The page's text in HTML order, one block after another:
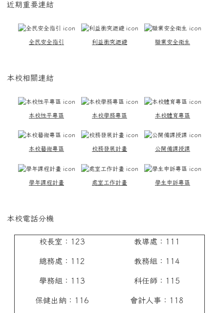
近期重要連結
全民安全指引 利益衝突迴避 職業安全衛生
本校相關連結
本校性平專區 本校學務專區 本校體育專區
本校藝術專區 校務發展計畫 公開備課授課
學年課程計畫 處室工作計畫 學生申訴專區
本校電話分機
校長室：123
總務處：112
學務組：113
保健出納：116
教導處：111
教務組：114
科任師：115
會計人事：118